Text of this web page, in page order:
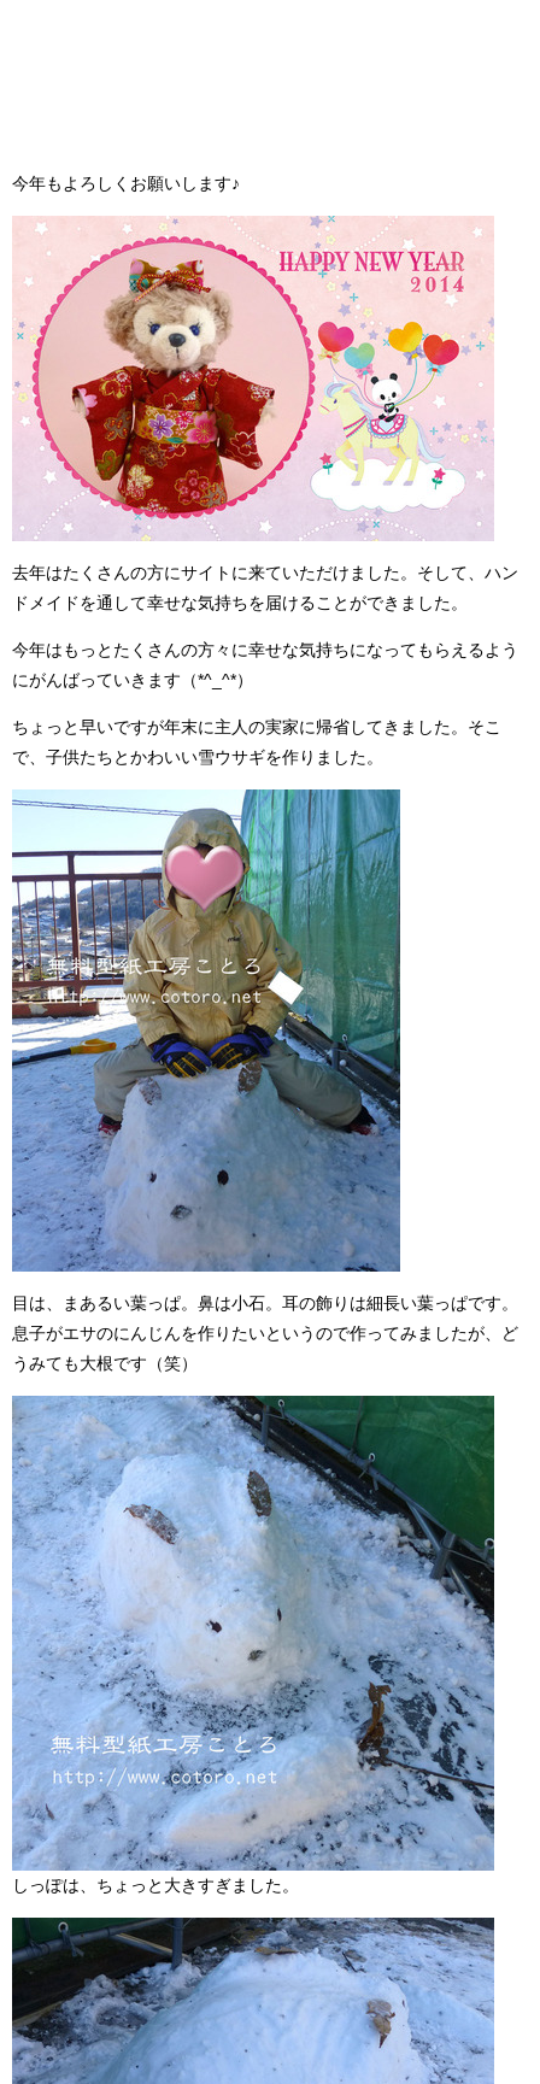
今年もよろしくお願いします♪
去年はたくさんの方にサイトに来ていただけました。そして、ハン
ドメイドを通して幸せな気持ちを届けることができました。
今年はもっとたくさんの方々に幸せな気持ちになってもらえるよう
にがんばっていきます（*^_^*）
ちょっと早いですが年末に主人の実家に帰省してきました。そこ
で、子供たちとかわいい雪ウサギを作りました。
目は、まあるい葉っぱ。鼻は小石。耳の飾りは細長い葉っぱです。
息子がエサのにんじんを作りたいというので作ってみましたが、ど
うみても大根です（笑）
しっぽは、ちょっと大きすぎました。